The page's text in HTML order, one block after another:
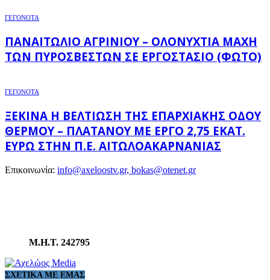
ΓΕΓΟΝΟΤΑ
ΠΑΝΑΙΤΏΛΙΟ ΑΓΡΙΝΊΟΥ – ΟΛΟΝΎΧΤΙΑ ΜΆΧΗ
ΤΩΝ ΠΥΡΟΣΒΕΣΤΏΝ ΣΕ ΕΡΓΟΣΤΆΣΙΟ (ΦΩΤΟ)
ΓΕΓΟΝΟΤΑ
ΞΕΚΙΝΆ Η ΒΕΛΤΊΩΣΗ ΤΗΣ ΕΠΑΡΧΙΑΚΉΣ ΟΔΟΎ
ΘΈΡΜΟΥ – ΠΛΑΤΆΝΟΥ ΜΕ ΈΡΓΟ 2,75 ΕΚΑΤ.
ΕΥΡΏ ΣΤΗΝ Π.Ε. ΑΙΤΩΛΟΑΚΑΡΝΑΝΊΑΣ
Επικοινωνία: info@axeloostv.gr, bokas@otenet.gr
Μ.Η.Τ. 242795
ΣΧΕΤΙΚΆ ΜΕ ΕΜΆΣ